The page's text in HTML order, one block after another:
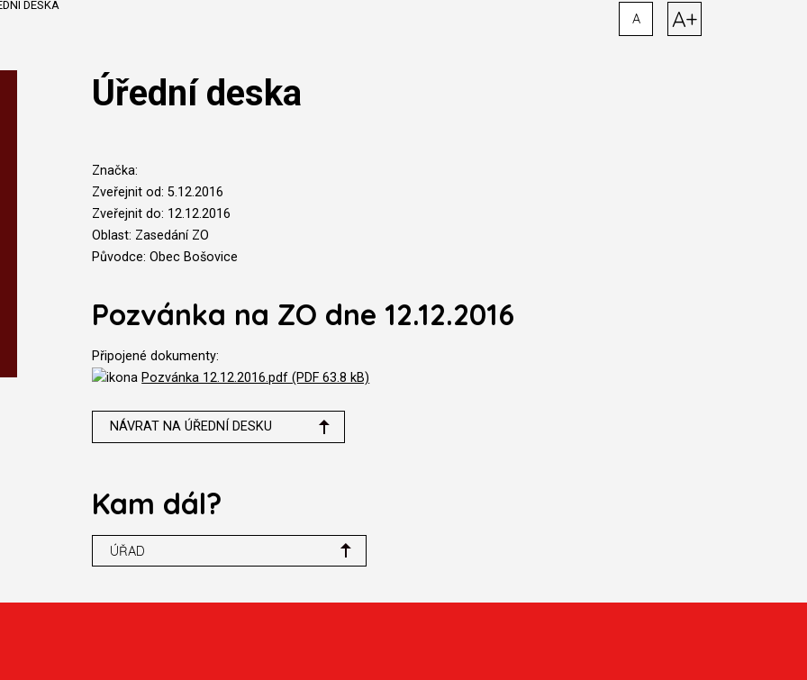
DESKA
A A+
Úřední deska
Značka:
Zveřejnit od: 5.12.2016
Zveřejnit do: 12.12.2016
Oblast: Zasedání ZO
Původce: Obec Bošovice
Pozvánka na ZO dne 12.12.2016
Připojené dokumenty:
Pozvánka 12.12.2016.pdf (PDF 63.8 kB)
NÁVRAT NA ÚŘEDNÍ DESKU
Kam dál?
ÚŘAD